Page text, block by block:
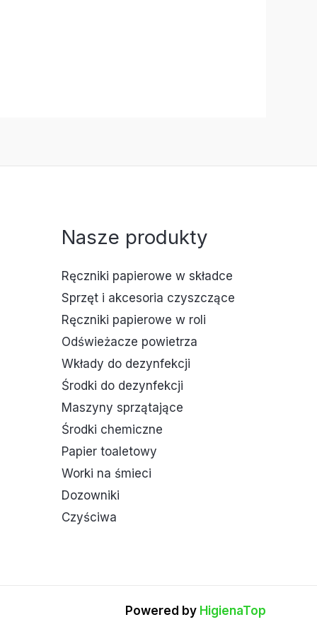
Nasze produkty
Ręczniki papierowe w składce
Sprzęt i akcesoria czyszczące
Ręczniki papierowe w roli
Odświeżacze powietrza
Wkłady do dezynfekcji
Środki do dezynfekcji
Maszyny sprzątające
Środki chemiczne
Papier toaletowy
Worki na śmieci
Dozowniki
Czyściwa
Powered by HigienaTop